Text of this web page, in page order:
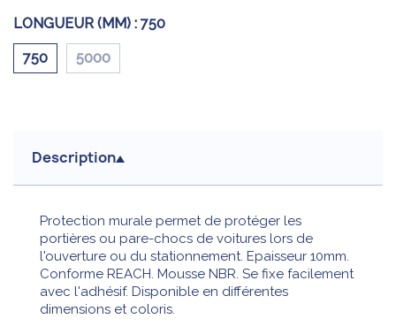
LONGUEUR (MM) : 750
750 5000
Description
Protection murale permet de protéger les
portières ou pare-chocs de voitures lors de
l'ouverture ou du stationnement. Epaisseur 10mm.
Conforme REACH. Mousse NBR. Se fixe facilement
avec l'adhésif. Disponible en différentes
dimensions et coloris.